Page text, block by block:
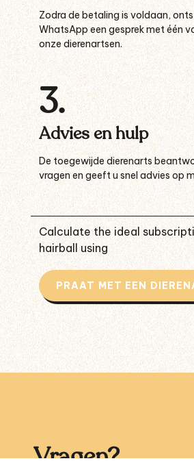
Zodra de betaling is voldaan,
WhatsApp een gesprek met één
onze dierenartsen.
3.
Advies en hulp
De toegewijde dierenarts
vragen en geeft u snel advies op
Calculate the ideal
hairball using
PRAAT MET EEN
Vragen?